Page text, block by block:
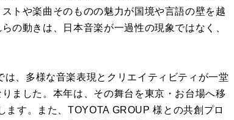
トや楽曲そのものの魅力が国境や言語の壁を越
の動きは、日本音楽が一過性の現象ではなく、
、多様な音楽表現とクリエイティビティが一堂
ました。本年は、その舞台を東京・お台場へ移
す。また、TOYOTA GROUP 様との共創プロ